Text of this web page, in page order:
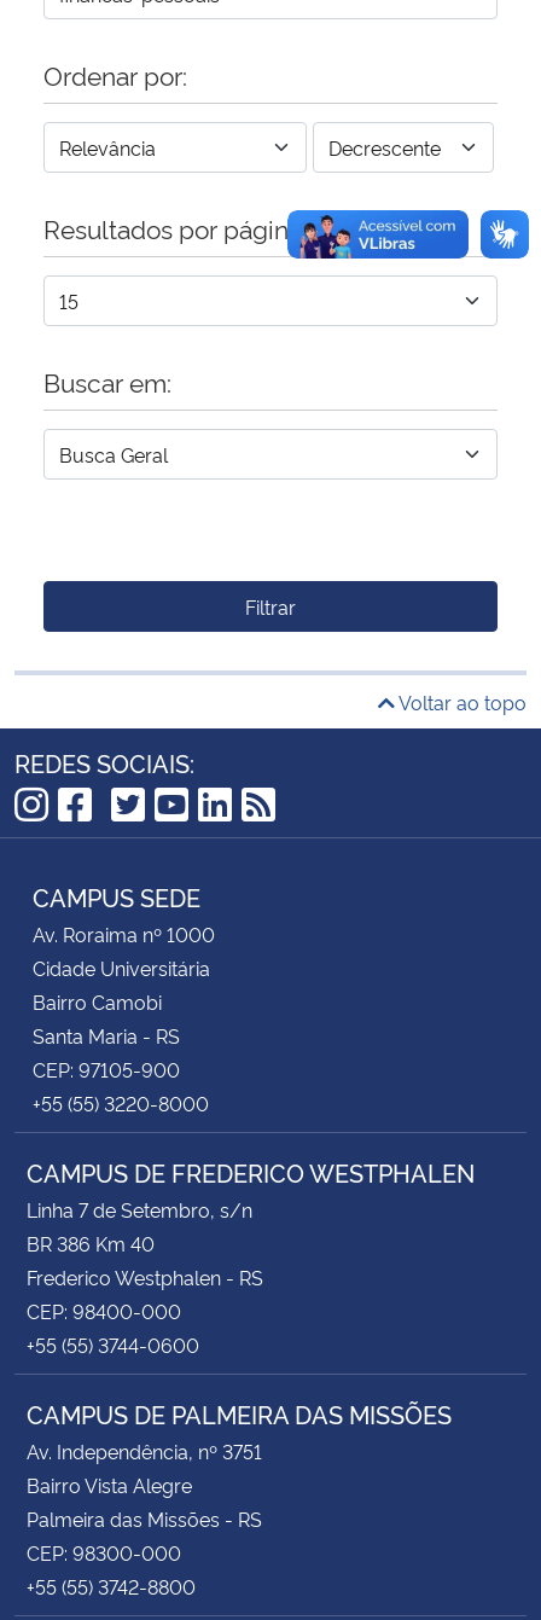
Ordenar por:
Resultados por página:
Buscar em:
Filtrar
Voltar ao topo
REDES SOCIAIS:
Instagram
Facebook
TikTok
Twitter
YouTube
LinkedIn
RSS
CAMPUS SEDE
Av. Roraima nº 1000
Cidade Universitária
Bairro Camobi
Santa Maria - RS
CEP: 97105-900
+55 (55) 3220-8000
CAMPUS DE FREDERICO WESTPHALEN
Linha 7 de Setembro, s/n
BR 386 Km 40
Frederico Westphalen - RS
CEP: 98400-000
+55 (55) 3744-0600
CAMPUS DE PALMEIRA DAS MISSÕES
Av. Independência, nº 3751
Bairro Vista Alegre
Palmeira das Missões - RS
CEP: 98300-000
+55 (55) 3742-8800